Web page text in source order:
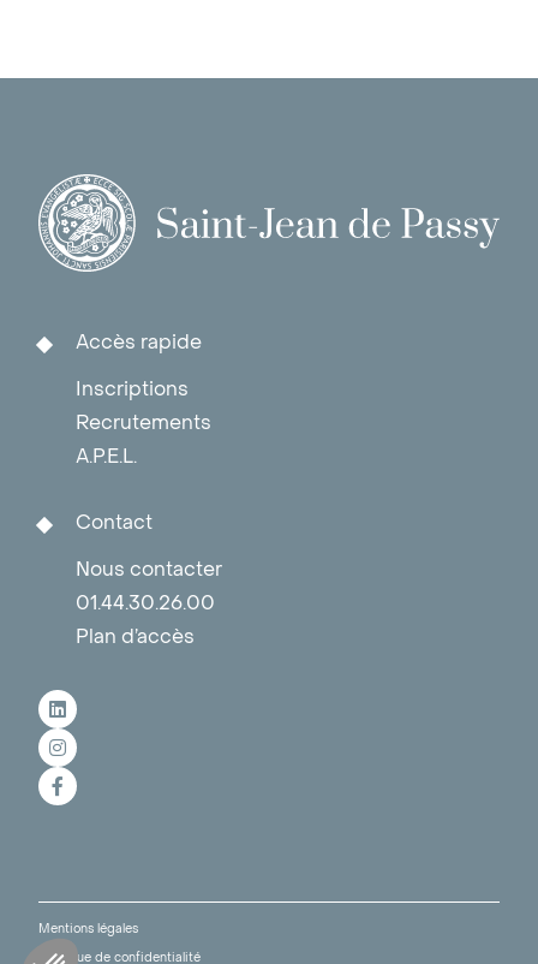
Accès rapide
Inscriptions
Recrutements
A.P.E.L.
Contact
Nous contacter
01.44.30.26.00
Plan d’accès
Mentions légales
Politique de confidentialité